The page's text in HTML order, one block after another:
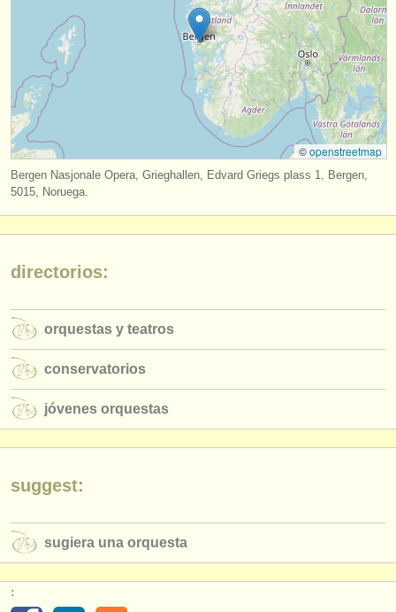
jóvenes orquestas
musicalchairs:
acerca de musicalchairs
contáctenos
fuentes rss
noticias sobre música clásica
ATSfaq
iniciar sesión
©openstreetmap
Bergen Nasjonale Opera, Grieghallen, Edvard Griegs plass 1, Bergen,
5015, Noruega.
directorios:
orquestas y teatros
conservatorios
jóvenes orquestas
suggest:
sugiera una orquesta
: